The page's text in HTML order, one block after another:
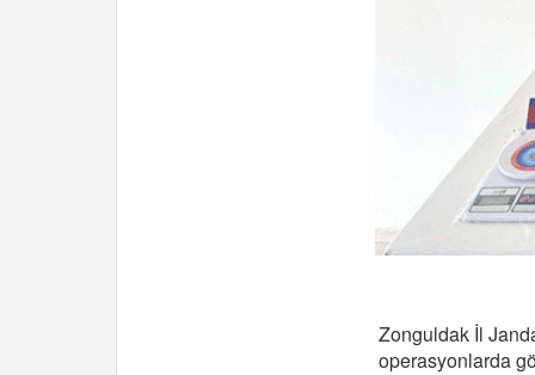
Zonguldak İl
operasyonlarda